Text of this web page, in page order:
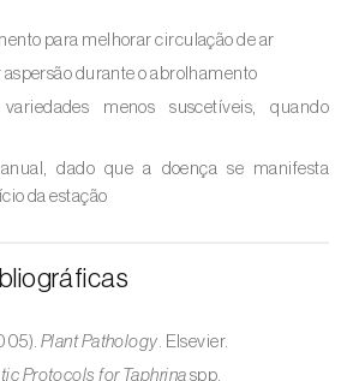
para melhorar circulação de ar
aspersão durante o abrolhamento
menos suscetíveis, quando
dado que a doença se manifesta
da estação
Plant Pathology . Elsevier.
Protocols for Taphrinaspp.